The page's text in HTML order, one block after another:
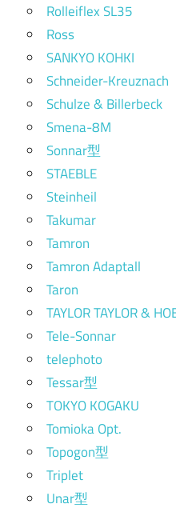
Rolleiflex SL35
Ross
SANKYO KOHKI
Schneider-Kreuznach
Schulze & Billerbeck
Smena-8M
Sonnar型
STAEBLE
Steinheil
Takumar
Tamron
Tamron Adaptall
Taron
TAYLOR TAYLOR &
Tele-Sonnar
telephoto
Tessar型
TOKYO KOGAKU
Tomioka Opt.
Topogon型
Triplet
Unar型